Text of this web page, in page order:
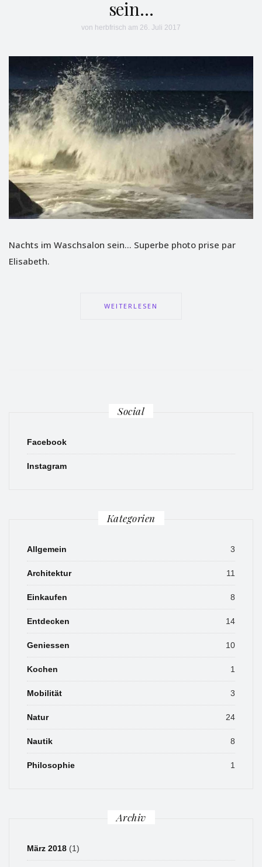
sein…
von herbfrisch am 26. Juli 2017
Nachts im Waschsalon sein… Superbe photo prise par
Elisabeth.
WEITERLESEN
Social
Facebook
Instagram
Kategorien
Allgemein 3
Architektur 11
Einkaufen 8
Entdecken 14
Geniessen 10
Kochen 1
Mobilität 3
Natur 24
Nautik 8
Philosophie 1
Archiv
März 2018 (1)